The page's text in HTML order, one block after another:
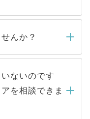
には公開してい
気のある医療機
募が殺到する場
に合った人材の
るケースが増え
は一切ありませ
内定をいただい
せん。内定先へ
ートナーが行い
んか？
はありませんの
イトからの登録
の個人情報は、
よび転職活動の
す。お預かりし
ないのです
を相談できま